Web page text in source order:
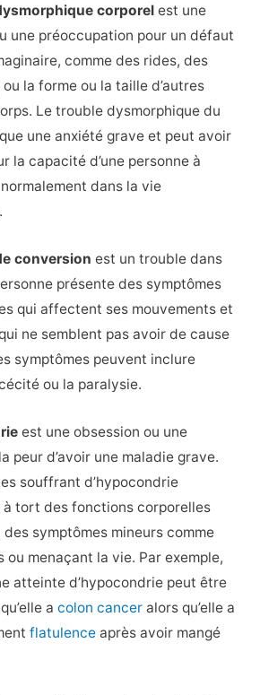
corporelest une
une préoccupation pour un défaut
comme des rides, des
la forme ou la taille d’autres
Le trouble dysmorphique du
une anxiété grave et peut avoir
la capacité d’une personne à
dans la vie
conversionest un trouble dans
présente des symptômes
qui affectent ses mouvements et
ne semblent pas avoir de cause
symptômes peuvent inclure
ou la paralysie.
est une obsession ou une
peur d’avoir une maladie grave.
souffrant d’hypocondrie
tort des fonctions corporelles
des symptômes mineurs comme
ou menaçant la vie. Par exemple,
atteinte d’hypocondrie peut être
acolon cancer alors qu’elle a
flatulence après avoir mangé